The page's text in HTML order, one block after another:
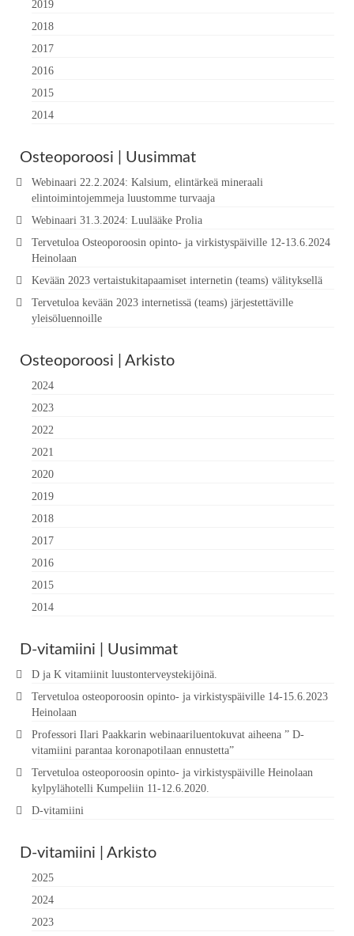
2019
2018
2017
2016
2015
2014
Osteoporoosi | Uusimmat
Webinaari 22.2.2024: Kalsium, elintärkeä mineraali
elintoimintojemmeja luustomme turvaaja
Webinaari 31.3.2024: Luulääke Prolia
Tervetuloa Osteoporoosin opinto- ja virkistyspäiville 12-13.6.2024
Heinolaan
Kevään 2023 vertaistukitapaamiset internetin (teams) välityksellä
Tervetuloa kevään 2023 internetissä (teams) järjestettäville
yleisöluennoille
Osteoporoosi | Arkisto
2024
2023
2022
2021
2020
2019
2018
2017
2016
2015
2014
D-vitamiini | Uusimmat
D ja K vitamiinit luustonterveystekijöinä.
Tervetuloa osteoporoosin opinto- ja virkistyspäiville 14-15.6.2023
Heinolaan
Professori Ilari Paakkarin webinaariluentokuvat aiheena ” D-
vitamiini parantaa koronapotilaan ennustetta”
Tervetuloa osteoporoosin opinto- ja virkistyspäiville Heinolaan
kylpylähotelli Kumpeliin 11-12.6.2020.
D-vitamiini
D-vitamiini | Arkisto
2025
2024
2023